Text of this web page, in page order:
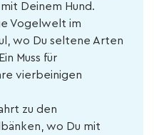
Deinem Hund.
Vogelwelt im
wo Du seltene Arten
Muss für
vierbeinigen
zu den
wo Du mit